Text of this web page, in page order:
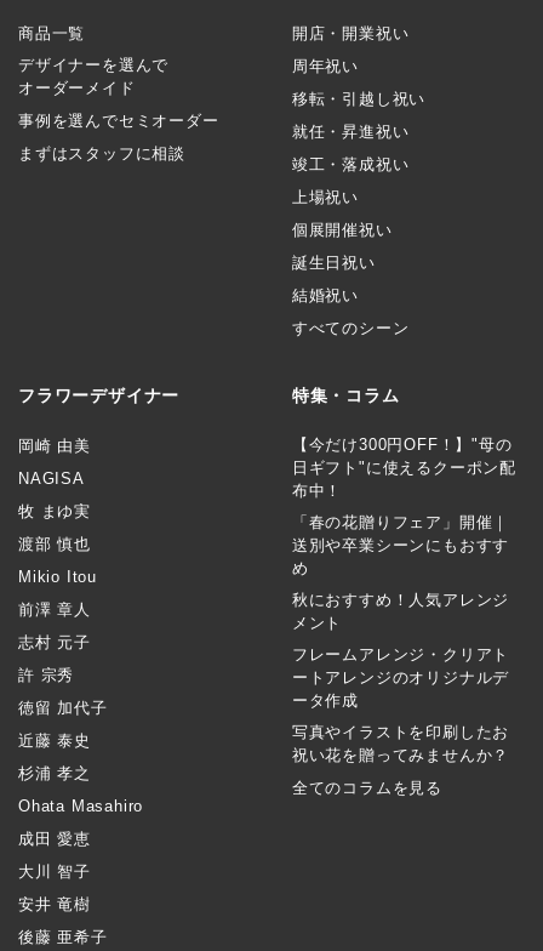
商品一覧
デザイナーを選んで
オーダーメイド
事例を選んでセミオーダー
まずはスタッフに相談
開店・開業祝い
周年祝い
移転・引越し祝い
就任・昇進祝い
竣工・落成祝い
上場祝い
個展開催祝い
誕生日祝い
結婚祝い
すべてのシーン
フラワーデザイナー
岡崎 由美
NAGISA
牧 まゆ実
渡部 慎也
Mikio Itou
前澤 章人
志村 元子
許 宗秀
徳留 加代子
近藤 泰史
杉浦 孝之
Ohata Masahiro
成田 愛恵
大川 智子
安井 竜樹
後藤 亜希子
特集・コラム
【今だけ300円OFF！】"母の
日ギフト"に使えるクーポン配
布中！
「春の花贈りフェア」開催｜
送別や卒業シーンにもおすす
め
秋におすすめ！人気アレンジ
メント
フレームアレンジ・クリアト
ートアレンジのオリジナルデ
ータ作成
写真やイラストを印刷したお
祝い花を贈ってみませんか？
全てのコラムを見る